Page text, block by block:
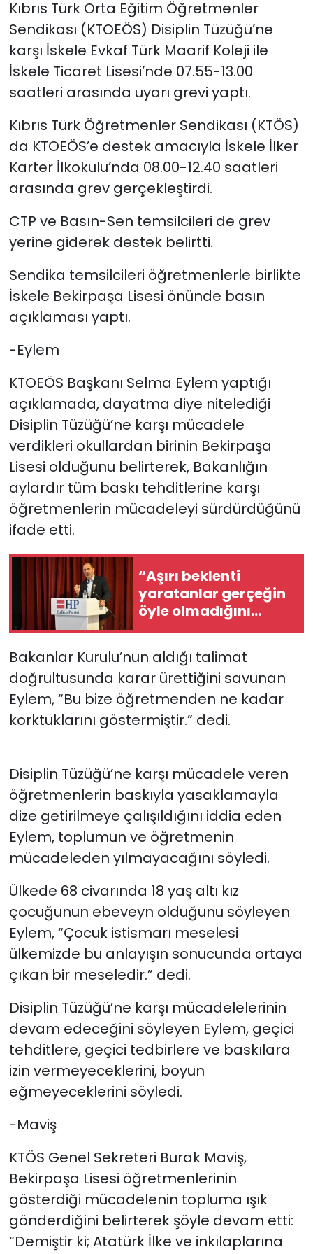
Kıbrıs Türk Orta Eğitim Öğretmenler
Sendikası (KTOEÖS) Disiplin Tüzüğü’ne
karşı İskele Evkaf Türk Maarif Koleji ile
İskele Ticaret Lisesi’nde 07.55-13.00
saatleri arasında uyarı grevi yaptı.
Kıbrıs Türk Öğretmenler Sendikası (KTÖS)
da KTOEÖS’e destek amacıyla İskele İlker
Karter İlkokulu’nda 08.00-12.40 saatleri
arasında grev gerçekleştirdi.
CTP ve Basın-Sen temsilcileri de grev
yerine giderek destek belirtti.
Sendika temsilcileri öğretmenlerle birlikte
İskele Bekirpaşa Lisesi önünde basın
açıklaması yaptı.
-Eylem
KTOEÖS Başkanı Selma Eylem yaptığı
açıklamada, dayatma diye nitelediği
Disiplin Tüzüğü’ne karşı mücadele
verdikleri okullardan birinin Bekirpaşa
Lisesi olduğunu belirterek, Bakanlığın
aylardır tüm baskı tehditlerine karşı
öğretmenlerin mücadeleyi sürdürdüğünü
ifade etti.
“Aşırı beklenti
yaratanlar gerçeğin
öyle olmadığını
görmüş oldu”
Bakanlar Kurulu’nun aldığı talimat
doğrultusunda karar ürettiğini savunan
Eylem, “Bu bize öğretmenden ne kadar
korktuklarını göstermiştir.” dedi.
Disiplin Tüzüğü’ne karşı mücadele veren
öğretmenlerin baskıyla yasaklamayla
dize getirilmeye çalışıldığını iddia eden
Eylem, toplumun ve öğretmenin
mücadeleden yılmayacağını söyledi.
Ülkede 68 civarında 18 yaş altı kız
çocuğunun ebeveyn olduğunu söyleyen
Eylem, “Çocuk istismarı meselesi
ülkemizde bu anlayışın sonucunda ortaya
çıkan bir meseledir.” dedi.
Disiplin Tüzüğü’ne karşı mücadelelerinin
devam edeceğini söyleyen Eylem, geçici
tehditlere, geçici tedbirlere ve baskılara
izin vermeyeceklerini, boyun
eğmeyeceklerini söyledi.
-Maviş
KTÖS Genel Sekreteri Burak Maviş,
Bekirpaşa Lisesi öğretmenlerinin
gösterdiği mücadelenin topluma ışık
gönderdiğini belirterek şöyle devam etti:
“Demiştir ki; Atatürk İlke ve inkılaplarına
SAĞLIK
Spor
TÜRKiYE
Video Galeri
Yazarlar